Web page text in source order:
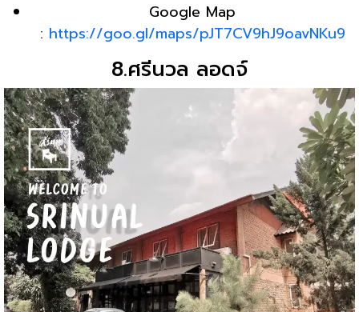
Google Map
: https://goo.gl/maps/pJT7CV9hJ9oavNKu9
8.ศรีนวล ลอดจ์